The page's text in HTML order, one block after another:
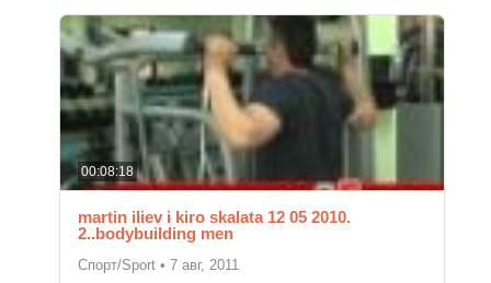
00:08:18
martin iliev i kiro skalata 12 05 2010.
2..bodybuilding men
Спорт/Sport • 7 авг, 2011